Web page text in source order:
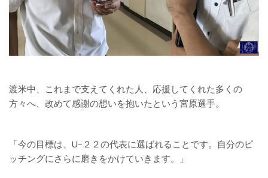
渡米中、これまで支えてくれた人、応援してくれた多くの
方々へ、改めて感謝の想いを抱いたという宮原選手。
「今の目標は、U-２２の代表に選ばれることです。自分のピ
ッチングにさらに磨きをかけていきます。」